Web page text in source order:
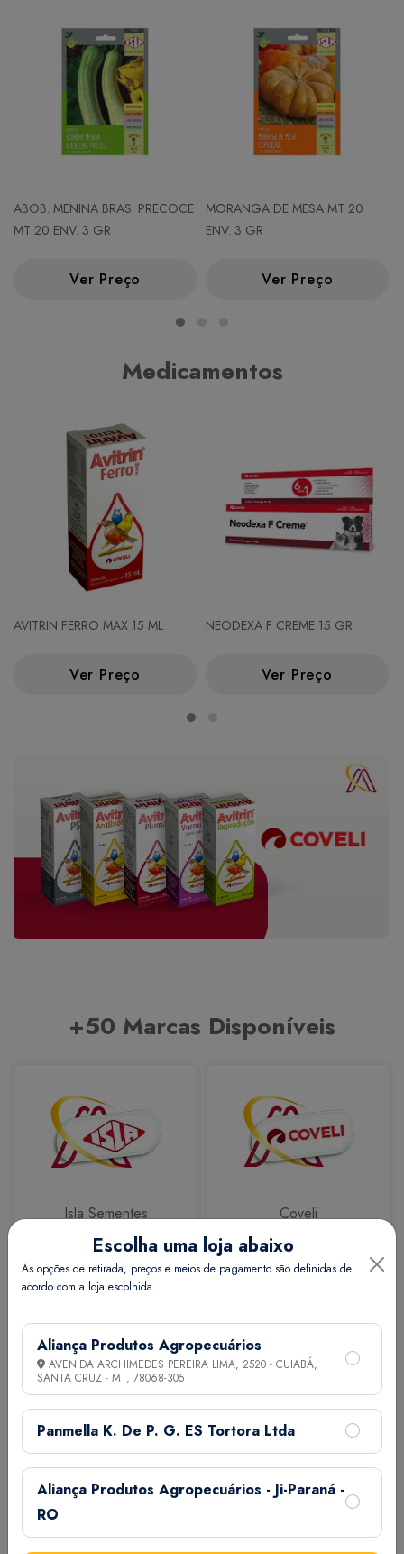
ABOB. MENINA BRAS. PRECOCE
MT 20 ENV. 3 GR
Ver Preço
MORANGA DE MESA MT 20
ENV. 3 GR
Ver Preço
Medicamentos
AVITRIN FERRO MAX 15 ML
Ver Preço
NEODEXA F CREME 15 GR
Ver Preço
+50 Marcas Disponíveis
Isla Sementes Coveli
Calbos M7
Escolha uma loja abaixo
As opções de retirada, preços e meios de pagamento são definidas de
acordo com a loja escolhida.
Aliança Produtos Agropecuários
AVENIDA ARCHIMEDES PEREIRA LIMA, 2520 - CUIABÁ,
SANTA CRUZ - MT, 78068-305
Panmella K. De P. G. ES Tortora Ltda
Aliança Produtos Agropecuários - Ji-Paraná -
RO